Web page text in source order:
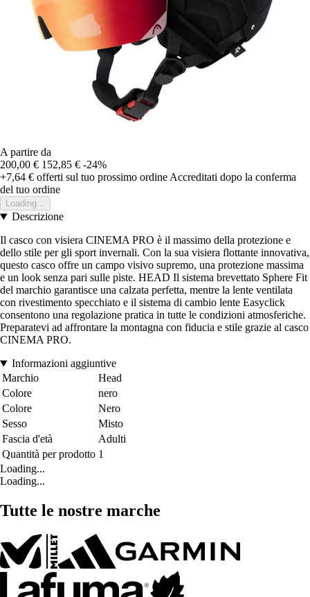
A partire da
200,00 € 152,85 € -24%
+7,64 € offerti sul tuo prossimo ordine Accreditati dopo la conferma
del tuo ordine
Loading...
Descrizione
Il casco con visiera CINEMA PRO è il massimo della protezione e
dello stile per gli sport invernali. Con la sua visiera flottante innovativa,
questo casco offre un campo visivo supremo, una protezione massima
e un look senza pari sulle piste. HEAD Il sistema brevettato Sphere Fit
del marchio garantisce una calzata perfetta, mentre la lente ventilata
con rivestimento specchiato e il sistema di cambio lente Easyclick
consentono una regolazione pratica in tutte le condizioni atmosferiche.
Preparatevi ad affrontare la montagna con fiducia e stile grazie al casco
CINEMA PRO.
Informazioni aggiuntive
Marchio
Head
Colore
nero
Colore
Nero
Sesso
Misto
Fascia d'età
Adulti
Quantità per prodotto 1
Loading...
Loading...
Tutte le nostre marche